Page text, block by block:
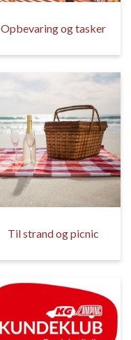
Opbevaring og tasker
Til strand og picnic